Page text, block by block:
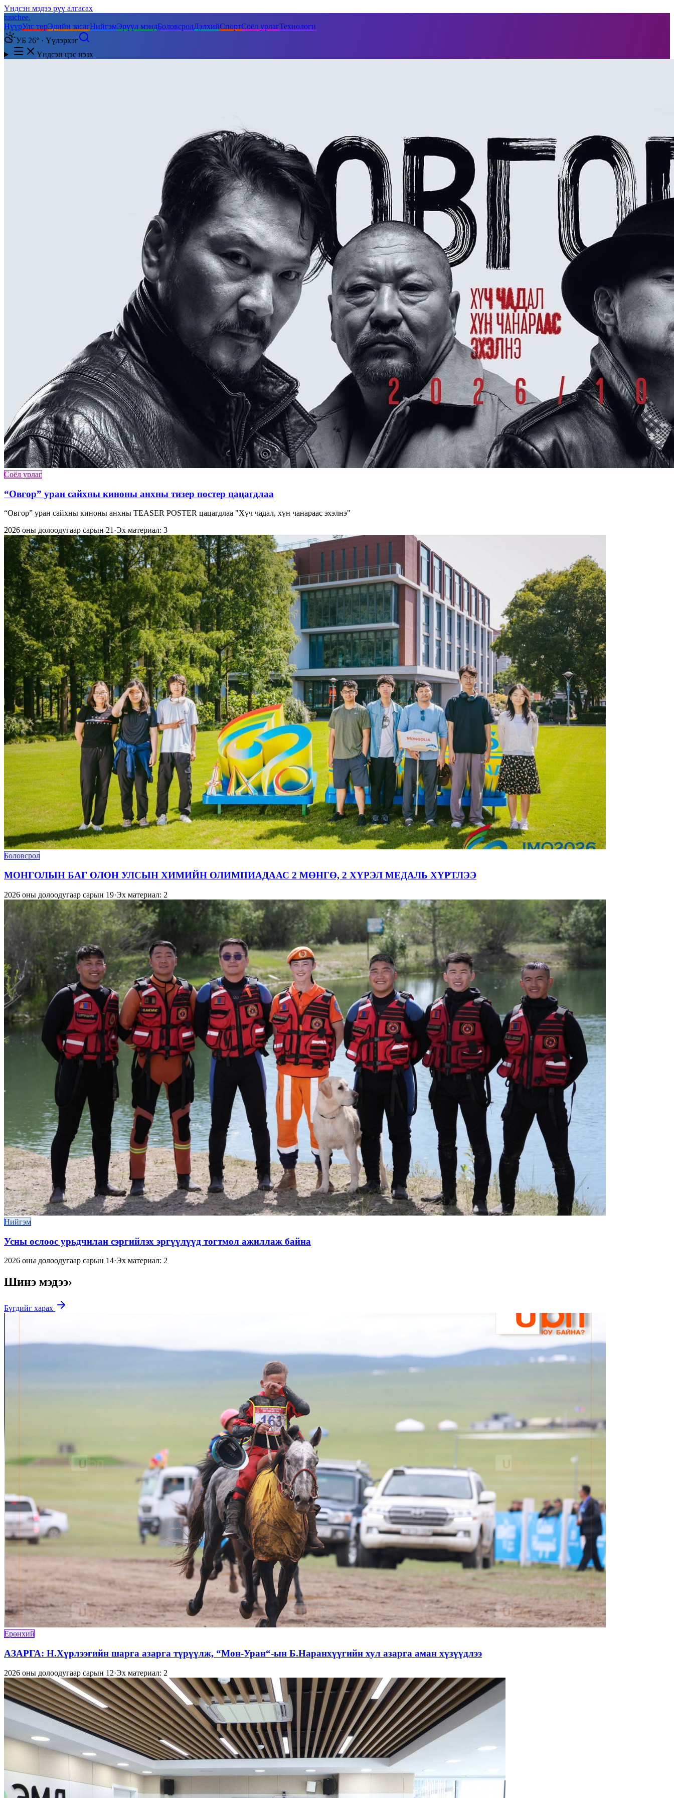
Үндсэн мэдээ рүү алгасах
tuuchee.
НүүрУлс төрЭдийн засагНийгэмЭрүүл мэндБоловсролДэлхийСпортСоёл урлагТехнологи
УБ 26° · Үүлэрхэг
Үндсэн цэс нээх
Соёл урлаг
“Овгор” уран сайхны киноны анхны тизер постер цацагдлаа
“Овгор” уран сайхны киноны анхны TEASER POSTER цацагдлаа "Хүч чадал, хүн чанараас эхэлнэ"
2026 оны долоодугаар сарын 21·Эх материал: 3
Боловсрол
МОНГОЛЫН БАГ ОЛОН УЛСЫН ХИМИЙН ОЛИМПИАДААС 2 МӨНГӨ, 2 ХҮРЭЛ МЕДАЛЬ ХҮРТЛЭЭ
2026 оны долоодугаар сарын 19·Эх материал: 2
Нийгэм
Усны ослоос урьдчилан сэргийлэх эргүүлүүд тогтмол ажиллаж байна
2026 оны долоодугаар сарын 14·Эх материал: 2
Шинэ мэдээ›
Бүгдийг харах
Ерөнхий
АЗАРГА: Н.Хүрлээгийн шарга азарга түрүүлж, “Мон-Уран“-ын Б.Наранхүүгийн хул азарга аман хүзүүдлээ
2026 оны долоодугаар сарын 12·Эх материал: 2